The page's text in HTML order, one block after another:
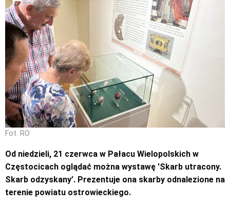
Fot. RO
Od niedzieli, 21 czerwca w Pałacu Wielopolskich w
Częstocicach oglądać można wystawę 'Skarb utracony.
Skarb odzyskany’. Prezentuje ona skarby odnalezione na
terenie powiatu ostrowieckiego.